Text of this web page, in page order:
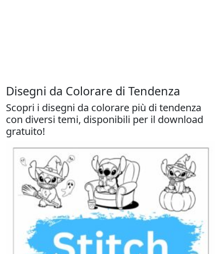
Disegni da Colorare di Tendenza
Scopri i disegni da colorare più di tendenza
con diversi temi, disponibili per il download
gratuito!